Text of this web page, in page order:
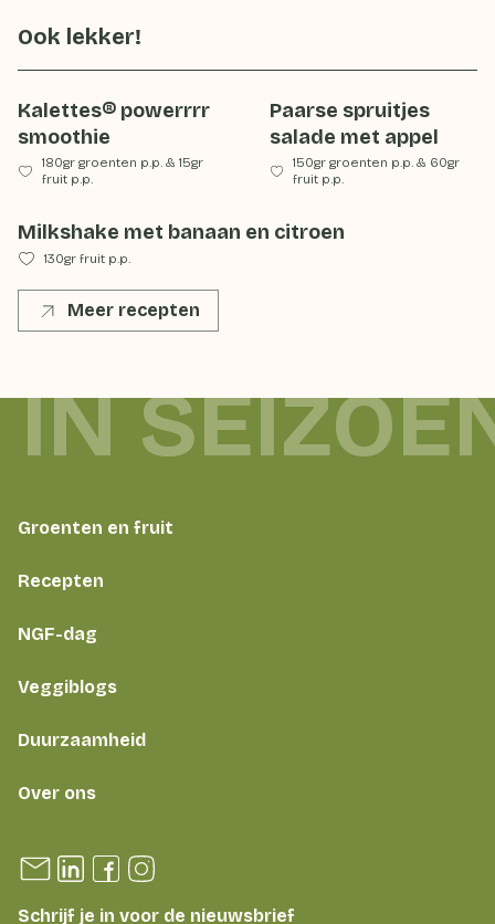
Ook lekker!
Kalettes® powerrrr
smoothie
180gr groenten p.p.& 15gr
fruit p.p.
Paarse spruitjes
salade met appel
150gr groenten p.p. & 60gr
fruit p.p.
Milkshake met banaan en citroen
130gr fruit p.p.
Meer recepten
Groenten en fruit
Recepten
NGF-dag
Veggiblogs
Duurzaamheid
Over ons
Schrijf je in voor de nieuwsbrief